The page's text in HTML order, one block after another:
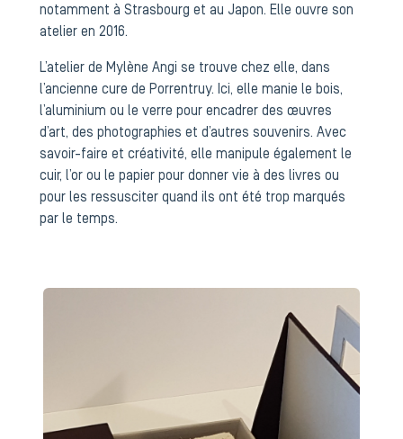
notamment à Strasbourg et au Japon. Elle ouvre son
atelier en 2016.
L’atelier de Mylène Angi se trouve chez elle, dans
l’ancienne cure de Porrentruy. Ici, elle manie le bois,
l’aluminium ou le verre pour encadrer des œuvres
d’art, des photographies et d’autres souvenirs. Avec
savoir-faire et créativité, elle manipule également le
cuir, l’or ou le papier pour donner vie à des livres ou
pour les ressusciter quand ils ont été trop marqués
par le temps.